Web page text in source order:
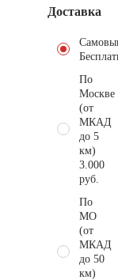
Доставка
По
Москве
(от
МКАД
до 5
км)
3.000
руб.
По
МО
(от
МКАД
до 50
км)